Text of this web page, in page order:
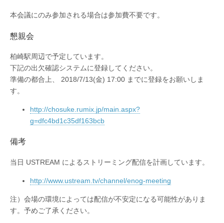
本会議にのみ参加される場合は参加費不要です。
懇親会
柏崎駅周辺で予定しています。
下記の出欠確認システムに登録してください。
準備の都合上、 2018/7/13(金) 17:00 までに登録をお願いしま
す。
http://chosuke.rumix.jp/main.aspx?
g=dfc4bd1c35df163bcb
備考
当日 USTREAM によるストリーミング配信を計画しています。
http://www.ustream.tv/channel/enog-meeting
注）会場の環境によっては配信が不安定になる可能性がありま
す。予めご了承ください。